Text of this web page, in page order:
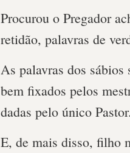
Procurou o Pregador
retidão, palavras de
As palavras dos sábios
bem fixados pelos
dadas pelo único Pastor.
E, de mais disso, filho